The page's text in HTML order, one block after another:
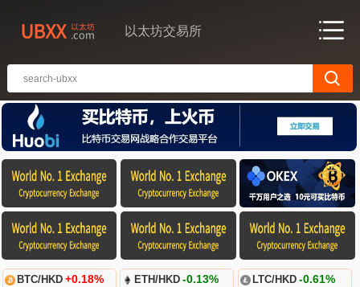
以太坊交易所
BTC/HKD +0.18% ETH/HKD -0.13% LTC/HKD -0.61%